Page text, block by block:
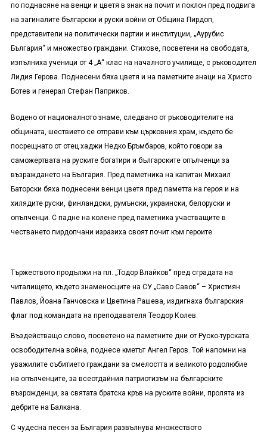
по поднасяне на венци и цветя в знак на почит и поклон пред подвига
на загиналите български и руски войни от Община Пирдоп,
представители на политически партии и институции, „Аурубис
България“ и множество граждани. Стихове, посветени на свободата,
изпълниха ученици от 4 „А“ клас на началното училище, с ръководител
Лидия Герова. Поднесени бяха цветя и на паметните знаци на Христо
Ботев и генерал Стефан Паприков.
Водено от националното знаме, следвано от ръководителите на
общината, шествието се отправи към църковния храм, където бе
посрещнато от отец хаджи Недко Бръмбаров, който говори за
саможертвата на руските богатири и българските опълченци за
възраждането на България. Пред паметника на капитан Михаил
Баторски бяха поднесени венци цветя пред паметта на героя и на
хилядите руски, финландски, румънски, украински, белоруски и
опълченци. С падне на колене пред паметника участващите в
честването пирдопчани изразиха своят почит към героите.
Тържеството продължи на пл. „Тодор Влайков“ пред сградата на
читалището, където знаменосците на СУ „Саво Савов“ – Християн
Павлов, Йоана Ганчовска и Цветина Рашева, издигнаха българския
флаг под командата на преподавателя Теодор Колев.
Въздействащо слово, посветено на паметните дни от Руско-турската
освободителна война, поднесе кметът Ангел Геров. Той напомни на
уважилите събитието граждани за смелостта и великото родолюбие
на опълченците, за всеотдайния патриотизъм на българските
възрожденци, за святата братска кръв на руските войни, пролята из
дебрите на Балкана.
С чудесна песен за България развълнува множеството